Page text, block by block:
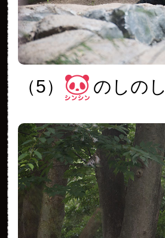
（5） のしのし